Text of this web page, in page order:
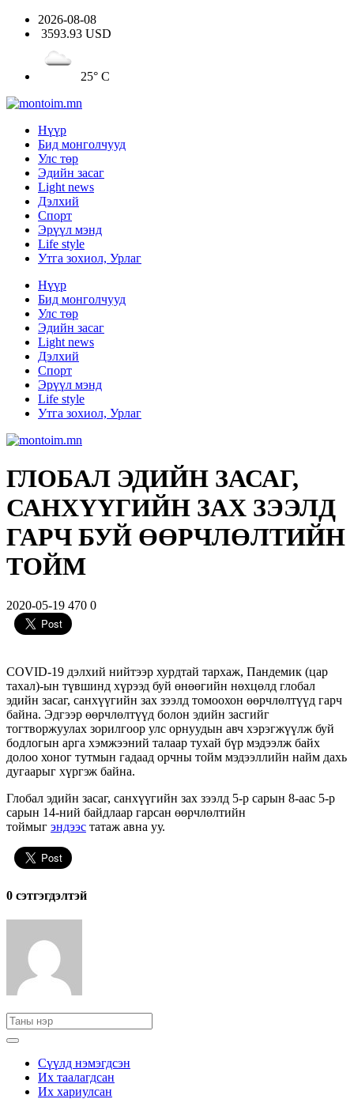
2026-08-08
3593.93 USD
25° C
Нүүр
Бид монголчууд
Улс төр
Эдийн засаг
Light news
Дэлхий
Спорт
Эрүүл мэнд
Life style
Утга зохиол, Урлаг
Нүүр
Бид монголчууд
Улс төр
Эдийн засаг
Light news
Дэлхий
Спорт
Эрүүл мэнд
Life style
Утга зохиол, Урлаг
ГЛОБАЛ ЭДИЙН ЗАСАГ,
САНХҮҮГИЙН ЗАХ ЗЭЭЛД
ГАРЧ БУЙ ӨӨРЧЛӨЛТИЙН
ТОЙМ
2020-05-19 470 0
COVID-19 дэлхий нийтээр хурдтай тархаж, Пандемик (цар
тахал)-ын түвшинд хүрээд буй өнөөгийн нөхцөлд глобал
эдийн засаг, санхүүгийн зах зээлд томоохон өөрчлөлтүүд гарч
байна. Эдгээр өөрчлөлтүүд болон эдийн засгийг
тогтворжуулах зорилгоор улс орнуудын авч хэрэгжүүлж буй
бодлогын арга хэмжээний талаар тухай бүр мэдээлж байх
долоо хоног тутмын гадаад орчны тойм мэдээллийн найм дахь
дугаарыг хүргэж байна.
Глобал эдийн засаг, санхүүгийн зах зээлд 5-р сарын 8-аас 5-р
сарын 14-ний байдлаар гарсан өөрчлөлтийн
тоймыг эндээс татаж авна уу.
0 cэтгэгдэлтэй
Сүүлд нэмэгдсэн
Их таалагдсан
Их хариулсан